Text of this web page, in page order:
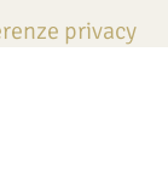
privacy